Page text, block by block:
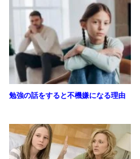
勉強の話をすると不機嫌になる理由